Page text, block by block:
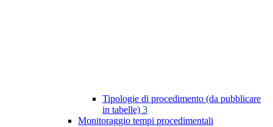
Tipologie di procedimento (da pubblicare
in tabelle) 3
Monitoraggio tempi procedimentali